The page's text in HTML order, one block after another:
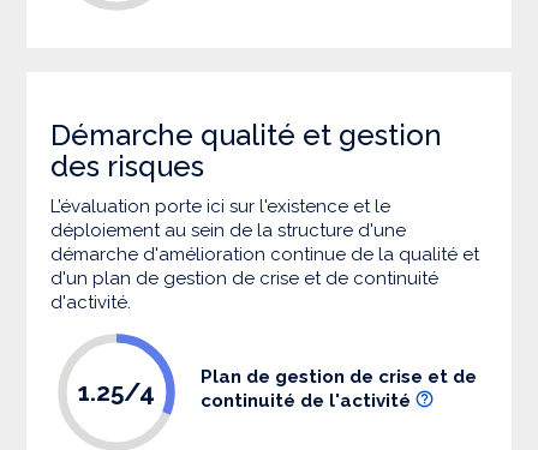
Démarche qualité et gestion
des risques
L’évaluation porte ici sur l'existence et le
déploiement au sein de la structure d'une
démarche d'amélioration continue de la qualité et
d'un plan de gestion de crise et de continuité
d'activité.
1.25/4
Plan de gestion de crise et de
continuité de l'activité